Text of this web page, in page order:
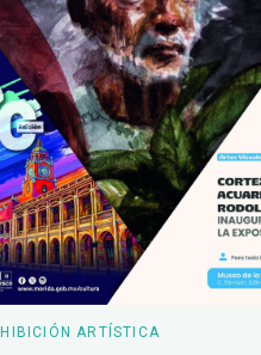
ARTÍSTICA